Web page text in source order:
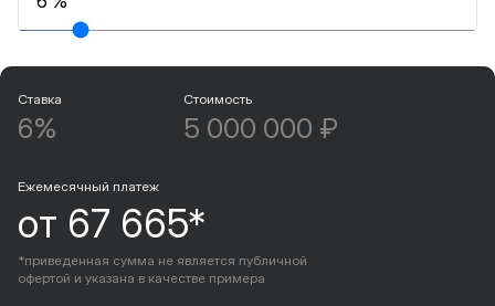
Ставка
6%
Стоимость
5 000 000 ₽
Ежемесячный платеж
от 67 665*
*приведенная сумма не является публичной
офертой и указана в качестве примера